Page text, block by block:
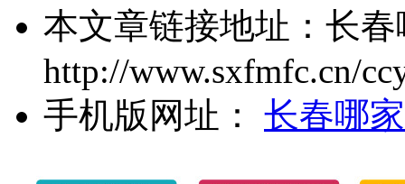
本文章链接地址： 长春
http://www.sxfmfc.cn/
手机版网址：
长春哪